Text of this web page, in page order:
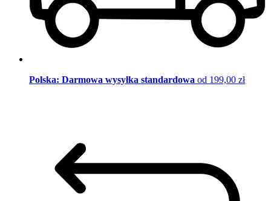
Polska: Darmowa wysyłka standardowa od 199,00 zł